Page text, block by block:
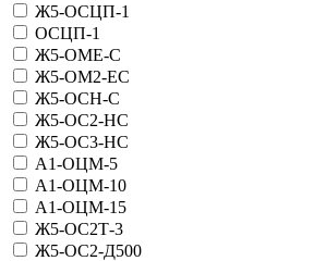
Ж5-ОСЦП-1
ОСЦП-1
Ж5-ОМЕ-С
Ж5-ОМ2-ЕС
Ж5-ОСН-С
Ж5-ОС2-НС
Ж5-ОС3-НС
А1-ОЦМ-5
А1-ОЦМ-10
А1-ОЦМ-15
Ж5-ОС2Т-3
Ж5-ОС2-Д500